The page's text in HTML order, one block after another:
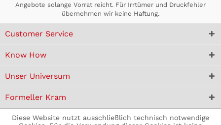
Angebote solange Vorrat reicht. Für Irrtümer und Druckfehler
übernehmen wir keine Haftung.
Customer Service
Know How
Unser Universum
Formeller Kram
Diese Website nutzt ausschließlich technisch notwendige